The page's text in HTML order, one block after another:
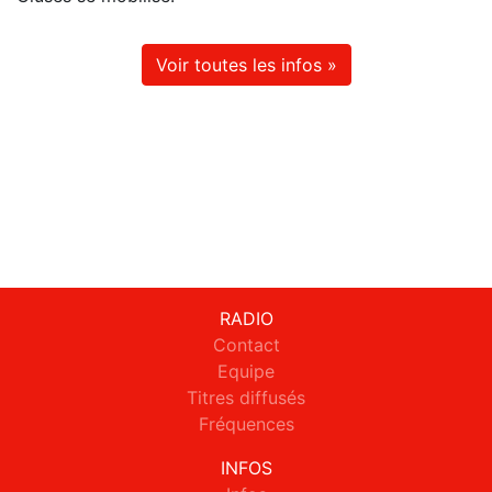
Voir toutes les infos »
RADIO
Contact
Equipe
Titres diffusés
Fréquences
INFOS